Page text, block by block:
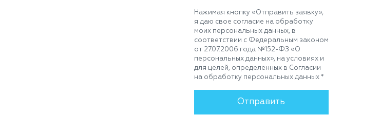
Нажимая кнопку «Отправить заявку»,
я даю свое согласие на обработку
моих персональных данных, в
соответствии с Федеральным законом
от 27.07.2006 года №152-ФЗ «О
персональных данных», на условиях и
для целей, определенных в Согласии
на обработку персональных данных *